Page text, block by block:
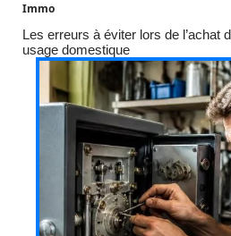
Immo
Les erreurs à éviter lors de l’achat
usage domestique